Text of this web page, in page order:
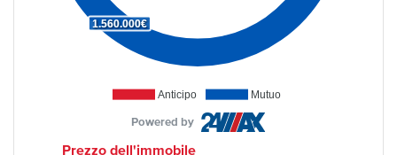
Anticipo Mutuo
1.560.000€
Powered by
Prezzo dell'immobile